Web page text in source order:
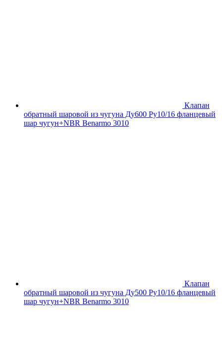
Клапан
обратный шаровой из чугуна Ду600 Ру10/16 фланцевый
шар чугун+NBR Benarmo 3010
Клапан
обратный шаровой из чугуна Ду500 Ру10/16 фланцевый
шар чугун+NBR Benarmo 3010